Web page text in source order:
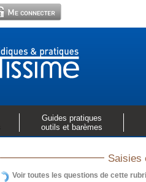
Guides pratiques
outils et barèmes
Saisies
Voir toutes les questions de cette